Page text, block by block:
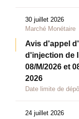
30 juillet 2026
Marché Monétaire
Avis d'appel
d'injection de
08/M/2026 et
2026
Date limite de
24 juillet 2026